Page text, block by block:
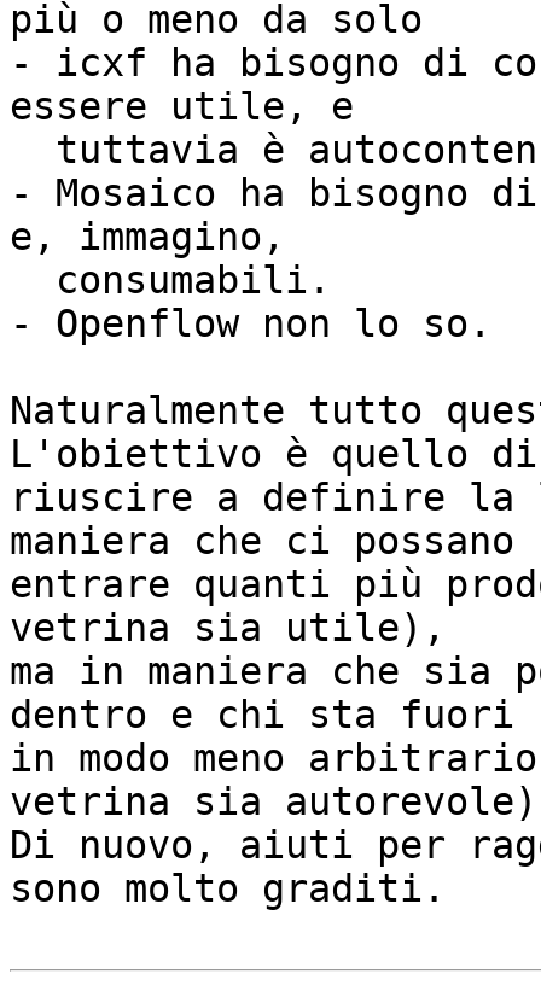
più o meno da solo
- icxf ha bisogno di
essere utile, e
- Mosaico ha bisogno
e, immagino,
- Openflow non lo so.
Naturalmente tutto
L'obiettivo è quello di
riuscire a definire la
maniera che ci possano
entrare quanti più
vetrina sia utile),
ma in maniera che sia
dentro e chi sta fuori
in modo meno
vetrina sia
Di nuovo, aiuti per
sono molto graditi.